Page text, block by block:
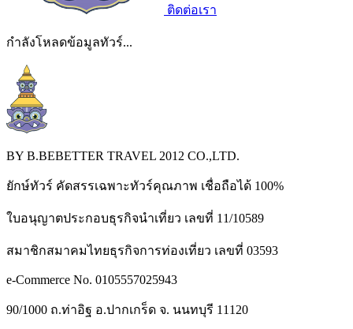
ติดต่อเรา
กำลังโหลดข้อมูลทัวร์...
BY B.BEBETTER TRAVEL 2012 CO.,LTD.
ยักษ์ทัวร์ คัดสรรเฉพาะทัวร์คุณภาพ เชื่อถือได้ 100%
ใบอนุญาตประกอบธุรกิจนำเที่ยว เลขที่ 11/10589
สมาชิกสมาคมไทยธุรกิจการท่องเที่ยว เลขที่ 03593
e-Commerce No. 0105557025943
90/1000 ถ.ท่าอิฐ อ.ปากเกร็ด จ. นนทบุรี 11120